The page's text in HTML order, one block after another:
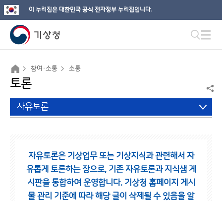
이 누리집은 대한민국 공식 전자정부 누리집입니다.
참여·소통 소통
토론
자유토론
자유토론은 기상업무 또는 기상지식과 관련해서 자
유롭게 토론하는 장으로, 기존 자유토론과 지식샘 게
시판을 통합하여 운영합니다. 기상청 홈페이지 게시
물 관리 기준에 따라 해당 글이 삭제될 수 있음을 알